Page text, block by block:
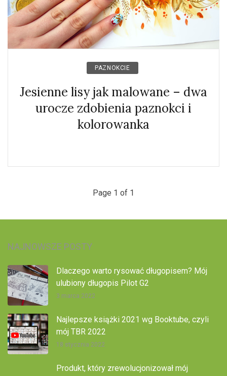
PAZNOKCIE
Jesienne lisy jak malowane – dwa
urocze zdobienia paznokci i
kolorowanka
Page 1 of 1
NAJNOWSZE POSTY
Dlaczego warto rysować długopisem? Mój
ulubiony długopis Pilot G2
3 marca 2022
Najlepsze książki 2021 wg Booktube, czyli
mój TBR 2022
18 stycznia 2022
Produkt, który zrewolucjonizował mój